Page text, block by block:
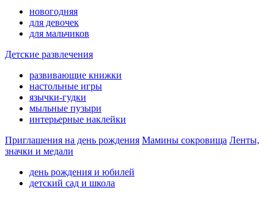
новогодняя
для девочек
для мальчиков
Детские развлечения
развивающие книжки
настольные игры
язычки-гудки
мыльные пузыри
интерьерные наклейки
Приглашения на день рождения Мамины сокровища Ленты,
значки и медали
день рождения и юбилей
детский сад и школа